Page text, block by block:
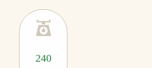
240